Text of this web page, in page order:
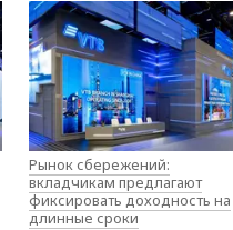
Рынок сбережений:
вкладчикам предлагают
фиксировать доходность на
длинные сроки